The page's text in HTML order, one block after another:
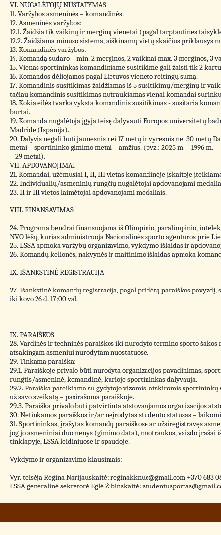
VI. NUGALĖTOJŲ NUSTATYMAS
11. Varžybos asmeninės – komandinės.
12. Asmeninės varžybos:
12.1. Žaidžia tik vaikinų ir merginų vienetai (pagal tarptautines
12.2. Žaidžiama minuso sistema, aiškinamų vietų skaičius priklausys
13. Komandinės varžybos:
14. Komandą sudaro – min. 2 merginos, 2 vaikinai max. 3 merginos, 3
15. Vienas sportininkas komandiniame susitikime gali žaisti tik 2
16. Komandos dėliojamos pagal Lietuvos vieneto reitingų sumą.
17. Komandinis susitikimas žaidžiamas iš 5 susitikimų/merginų ir
tačiau komandinis susitikimas nutraukiamas vienai komandai
18. Kokia eilės tvarka vyksta komandinis susitikimas - susitaria
burtai.
19. Komanda nugalėtoja įgyja teisę dalyvauti Europos universitetų
Madride (Ispanija).
20. Dalyvis negali būti jaunesnis nei 17 metų ir vyresnis nei 30 metų
metai – sportininko gimimo metai = amžius. (pvz.: 2025 m. – 1996 m.
= 29 metai).
VII. APDOVANOJIMAI
21. Komandai, užėmusiai I, II, III vietas komandinėje įskaitoje
22. Individualių/asmeninių rungčių nugalėtojai apdovanojami
23. II ir III vietos laimėtojai apdovanojami medaliais.
VIII. FINANSAVIMAS
24. Programa bendrai finansuojama iš Olimpinio, paralimpinio,
NVO lėšų, kurias administruoja Nacionalinės sporto agentūros prie
25. LSSA apmoka varžybų organizavimo, vykdymo išlaidas ir
26. Komandų kelionės, nakvynės ir maitinimo išlaidas apmoka
IX. IŠANKSTINĖ REGISTRACIJA
27. Išankstinė komandų registracija, pagal pridėtą paraiškos
iki kovo 26 d. 17:00 val.
IX. PARAIŠKOS
28. Vardinės ir techninės paraiškos iki nurodyto termino sporto
atsakingam asmeniui nurodytam nuostatuose.
29. Tinkama paraiška:
29.1. Paraiškoje privalo būti nurodyta organizacijos pavadinimas,
rungtis/asmeninė, komandinė, kurioje sportininkas dalyvauja.
29.2. Paraiška pateikiama su gydytojo vizomis, atskiromis
už savo sveikatą – pasirašoma paraiškoje.
29.3. Paraiška privalo būti patvirtinta atstovaujamos organizacijos
30. Netinkamos paraiškos ir/ar neįrodytas studento statusas –
31. Sportininkas, įrašytas komandų paraiškose ar užsiregistravęs
jog jo asmeniniai duomenys (gimimo data), nuotraukos, vaizdo įrašai
tinklapyje, LSSA leidiniuose ir spaudoje.
Vykdymo ir organizavimo klausimais:
Vyr. teisėja Regina Narijauskaitė: reginakknuc@gmail.com +370 683
LSSA generalinė sekretorė Eglė Žibinskaitė: